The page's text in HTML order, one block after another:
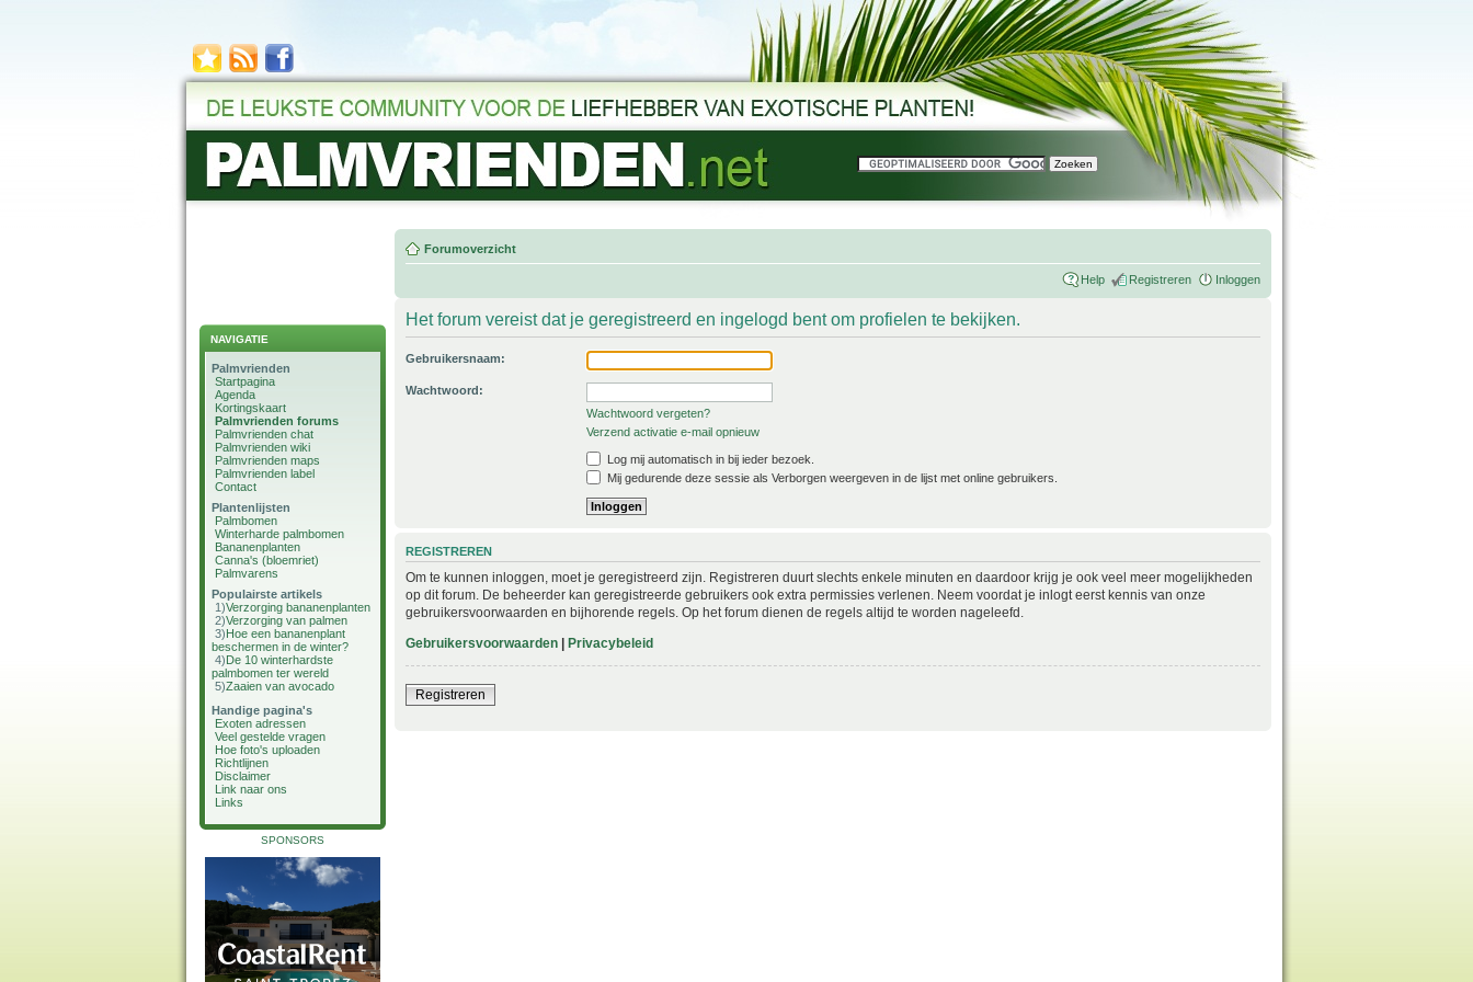
NAVIGATIE
Palmvrienden
Startpagina
Agenda
Kortingskaart
Palmvrienden forums
Palmvrienden chat
Palmvrienden wiki
Palmvrienden maps
Palmvrienden label
Contact
Plantenlijsten
Palmbomen
Winterharde palmbomen
Bananenplanten
Canna's (bloemriet)
Palmvarens
Populairste artikels
1)Verzorging bananenplanten
2)Verzorging van palmen
3)Hoe een bananenplant
beschermen in de winter?
4)De 10 winterhardste
palmbomen ter wereld
5)Zaaien van avocado
Handige pagina's
Exoten adressen
Veel gestelde vragen
Hoe foto's uploaden
Richtlijnen
Disclaimer
Link naar ons
Links
SPONSORS
Forumoverzicht
Help Registreren Inloggen
Het forum vereist dat je geregistreerd en ingelogd bent om profielen te bekijken.
Gebruikersnaam:
Wachtwoord:
Wachtwoord vergeten?
Verzend activatie e-mail opnieuw
Log mij automatisch in bij ieder bezoek.
Mij gedurende deze sessie als Verborgen weergeven in de lijst met online gebruikers.
REGISTREREN
Om te kunnen inloggen, moet je geregistreerd zijn. Registreren duurt slechts enkele minuten en daardoor krijg je ook veel meer mogelijkheden
op dit forum. De beheerder kan geregistreerde gebruikers ook extra permissies verlenen. Neem voordat je inlogt eerst kennis van onze
gebruikersvoorwaarden en bijhorende regels. Op het forum dienen de regels altijd te worden nageleefd.
Gebruikersvoorwaarden | Privacybeleid
Registreren